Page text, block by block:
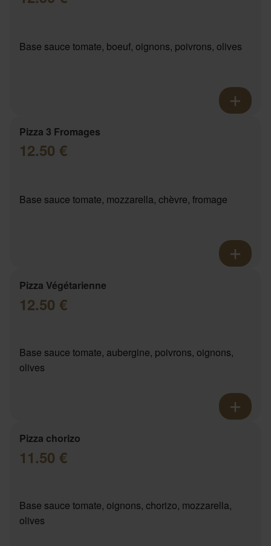
Base sauce tomate, boeuf, oignons, poivrons, olives
Pizza 3 Fromages
12.50 €
Base sauce tomate, mozzarella, chèvre, fromage
Pizza Végétarienne
12.50 €
Base sauce tomate, aubergine, poivrons, oignons,
olives
Pizza chorizo
11.50 €
Base sauce tomate, oignons, chorizo, mozzarella,
olives